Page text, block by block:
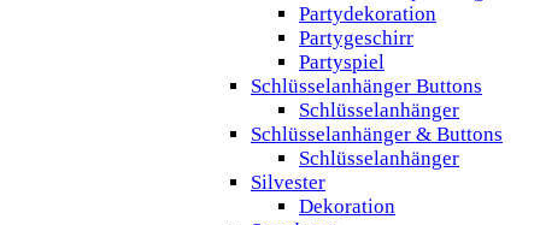
Partydekoration
Partygeschirr
Partyspiel
Schlüsselanhänger Buttons
Schlüsselanhänger
Schlüsselanhänger & Buttons
Schlüsselanhänger
Silvester
Dekoration